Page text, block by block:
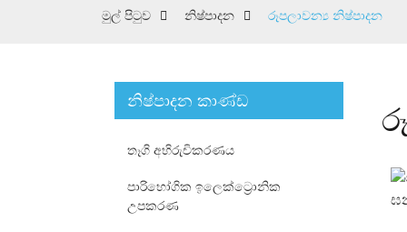
මුල් පිටුව නිෂ්පාදන රූපලාවන්‍ය නිෂ්පාදන
නිෂ්පාදන කාණ්ඩ
තෑගි අභිරුචිකරණය
පාරිභෝගික ඉලෙක්ට්‍රොනික
උපකරණ